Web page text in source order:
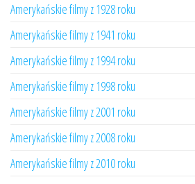
Amerykańskie filmy z 1928 roku
Amerykańskie filmy z 1941 roku
Amerykańskie filmy z 1994 roku
Amerykańskie filmy z 1998 roku
Amerykańskie filmy z 2001 roku
Amerykańskie filmy z 2008 roku
Amerykańskie filmy z 2010 roku